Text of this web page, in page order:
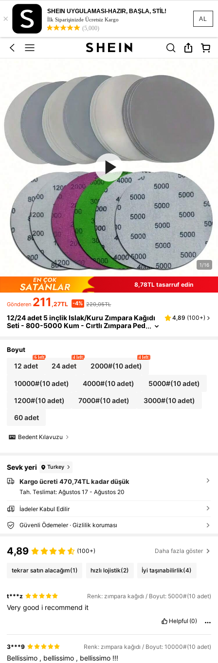
AL
×
SHEIN UYGULAMASI-HAZIR, BAŞLA, STİL!
İlk Siparişinizde Ücretsiz Kargo
(5,000)
1/16
8,78TL tasarruf edin
Gönderen 211 ,27TL -4% 220,05TL
12/24 adet 5 inçlik Islak/Kuru Zımpara Kağıdı
Seti - 800-5000 Kum - Cırtlı Zımpara Ped
4,89 (100+)
Boyut
12 adet
6 left
24 adet
4 left
2000#(10 adet)
4 left
10000#(10 adet) 4000#(10 adet) 5000#(10 adet)
1200#(10 adet) 7000#(10 adet) 3000#(10 adet)
60 adet
Bedent Kılavuzu
Sevk yeri Turkey
Kargo ücreti 470,74TL kadar düşük
Tah. Teslimat: Ağustos 17 - Ağustos 20
İadeler Kabul Edilir
Güvenli Ödemeler · Gizlilik koruması
4,89 (100+) Daha fazla göster
tekrar satın alacağım(1) hızlı lojistik(2) İyi taşınabilirlik(4)
t***z Renk: zımpara kağıdı / Boyut: 5000#(10 adet)
Verygood i recommend it
Helpful (0)
3***9 Renk: zımpara kağıdı / Boyut: 10000#(10 adet)
Bellissimo , bellissimo , bellissimo !!!